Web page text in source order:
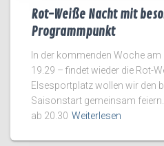
Rot-Weiße Nacht mit
Programmpunkt
In der kommenden Woche
19.29 – findet wieder die Rot-
Elsesportplatz wollen wir den
Saisonstart gemeinsam
ab 20.30 Weiterlesen